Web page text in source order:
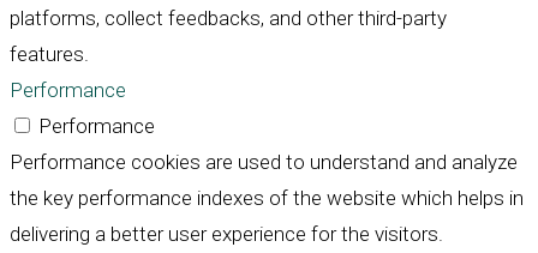
platforms, collect feedbacks, and other third-party
features.
Performance
Performance
Performance cookies are used to understand and analyze
the key performance indexes of the website which helps in
delivering a better user experience for the visitors.